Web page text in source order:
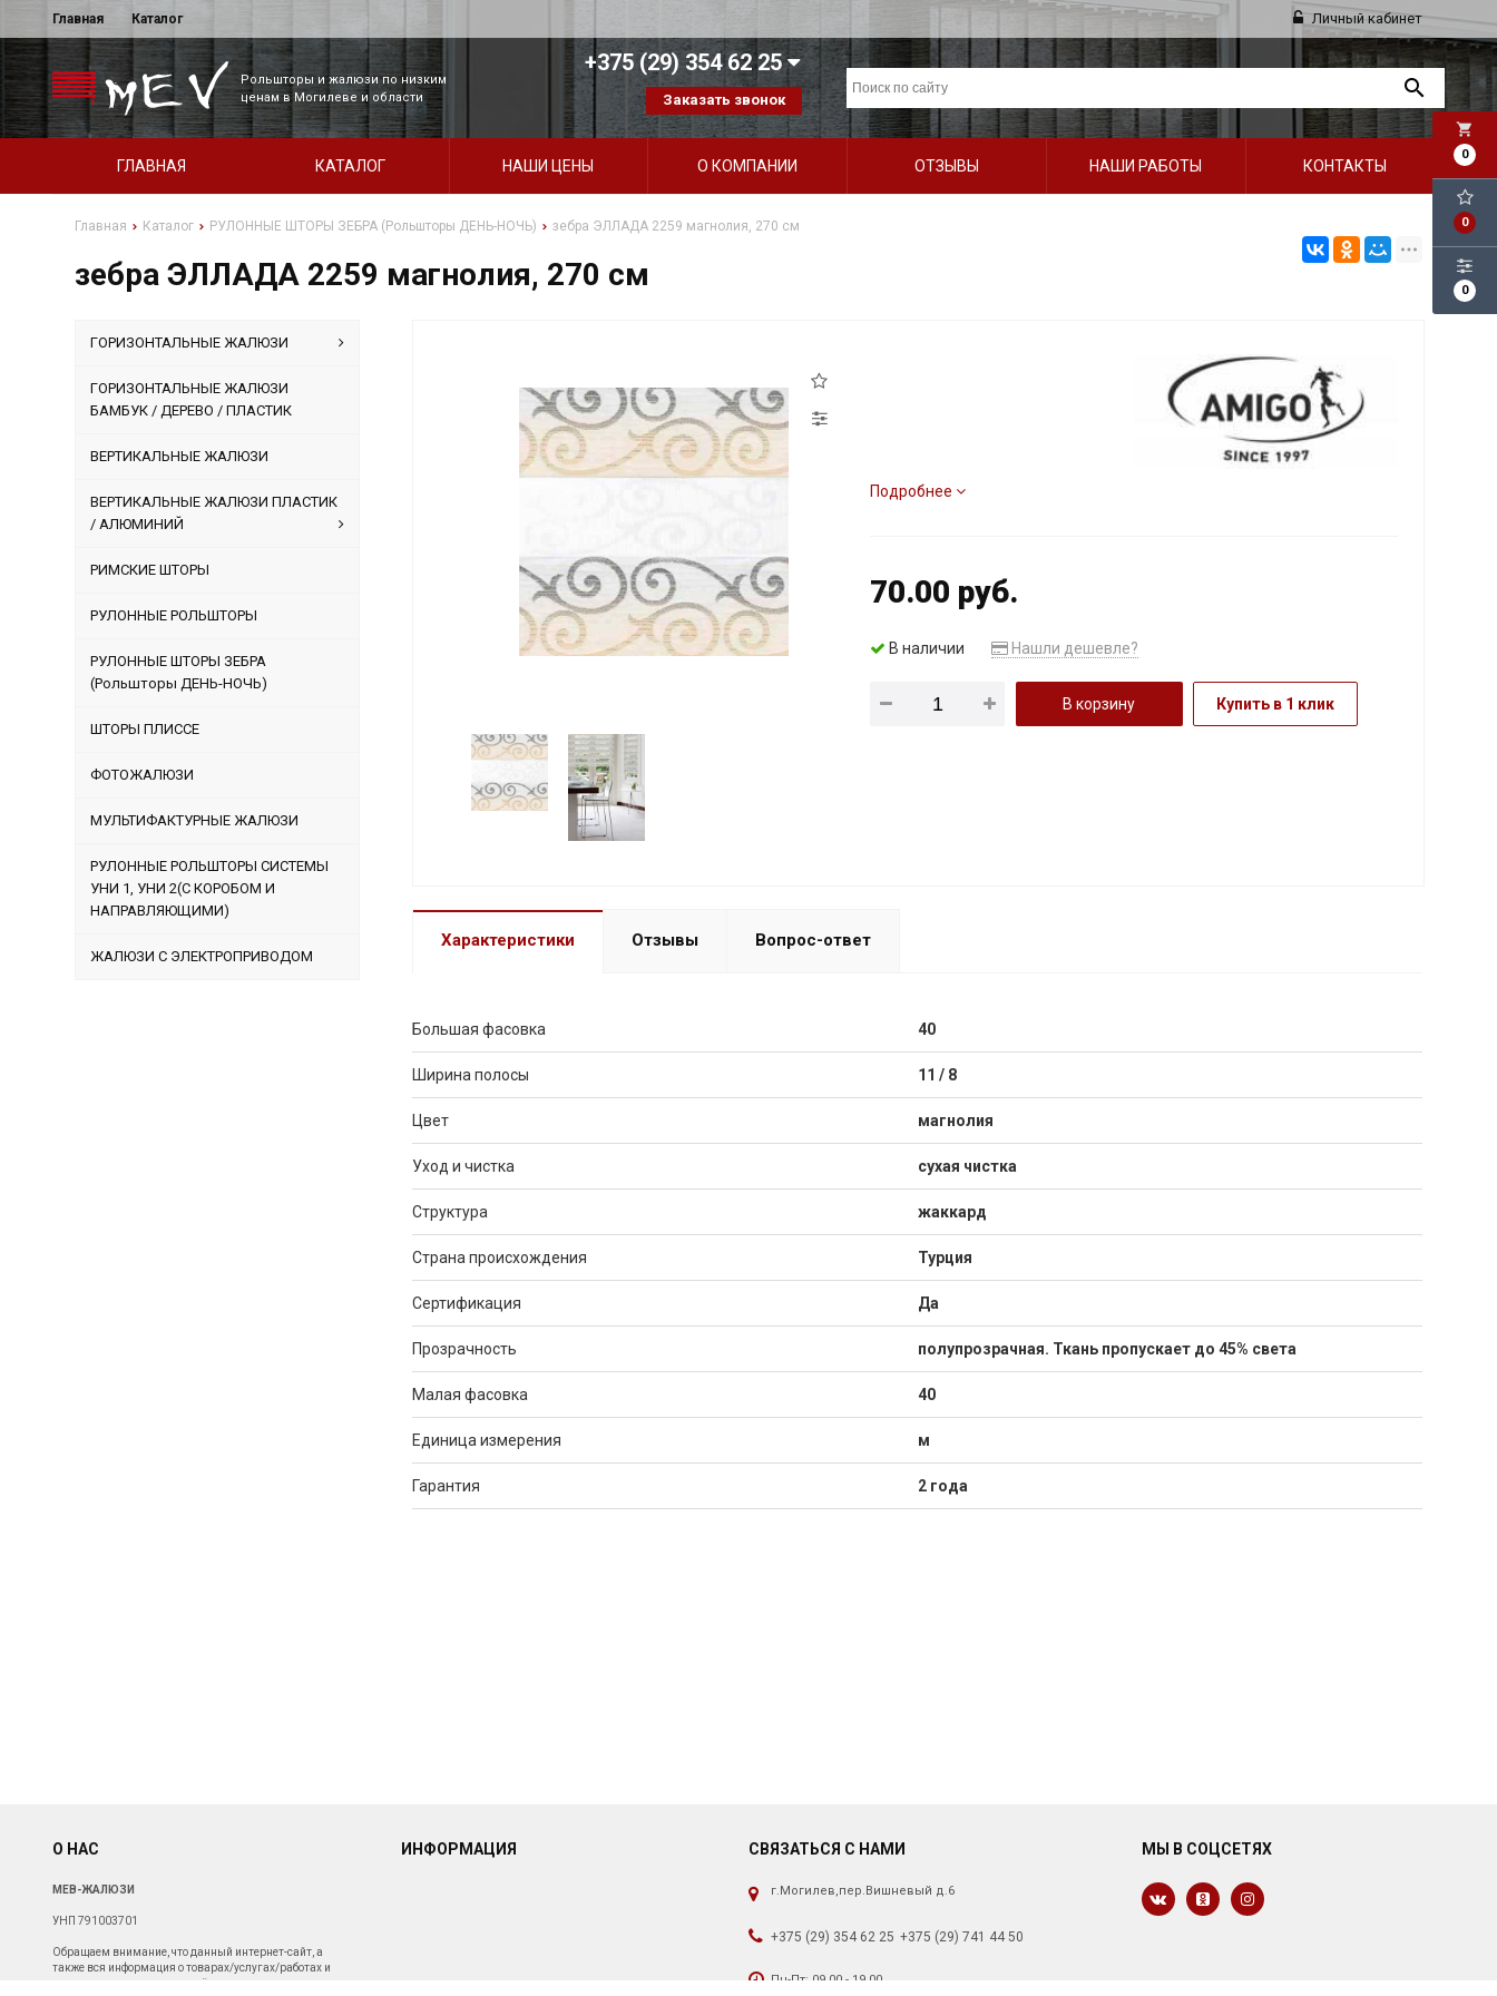
Главная Каталог Личный кабинет
Рольшторы и жалюзи по низким
ценам в Могилеве и области
+375 (29) 354 62 25
Заказать звонок
ГЛАВНАЯ КАТАЛОГ НАШИ ЦЕНЫ О КОМПАНИИ ОТЗЫВЫ НАШИ РАБОТЫ КОНТАКТЫ
Главная Каталог РУЛОННЫЕ ШТОРЫ ЗЕБРА (Рольшторы ДЕНЬ-НОЧЬ) зебра ЭЛЛАДА 2259 магнолия, 270 см
зебра ЭЛЛАДА 2259 магнолия, 270 см
local_grocery_store
0
0
0
ГОРИЗОНТАЛЬНЫЕ ЖАЛЮЗИ
ГОРИЗОНТАЛЬНЫЕ ЖАЛЮЗИ
БАМБУК / ДЕРЕВО / ПЛАСТИК
ВЕРТИКАЛЬНЫЕ ЖАЛЮЗИ
ВЕРТИКАЛЬНЫЕ ЖАЛЮЗИ ПЛАСТИК
/ АЛЮМИНИЙ
РИМСКИЕ ШТОРЫ
РУЛОННЫЕ РОЛЬШТОРЫ
РУЛОННЫЕ ШТОРЫ ЗЕБРА
(Рольшторы ДЕНЬ-НОЧЬ)
ШТОРЫ ПЛИССЕ
ФОТОЖАЛЮЗИ
МУЛЬТИФАКТУРНЫЕ ЖАЛЮЗИ
РУЛОННЫЕ РОЛЬШТОРЫ СИСТЕМЫ
УНИ 1, УНИ 2(С КОРОБОМ И
НАПРАВЛЯЮЩИМИ)
ЖАЛЮЗИ С ЭЛЕКТРОПРИВОДОМ
Подробнее
70.00 руб.
В наличии Нашли дешевле?
В корзину Купить в 1 клик
Характеристики Отзывы Вопрос-ответ
Большая фасовка 40
Ширина полосы 11 / 8
Цвет магнолия
Уход и чистка сухая чистка
Структура жаккард
Страна происхождения Турция
Сертификация Да
Прозрачность полупрозрачная. Ткань пропускает до 45% света
Малая фасовка 40
Единица измерения м
Гарантия 2 года
О НАС
МЕВ-ЖАЛЮЗИ
УНП 791003701
Обращаем внимание, что данный интернет-сайт, а
также вся информация о товарах/услугах/работах и
ценах, представленная на нём, носит исключительно
ИНФОРМАЦИЯ СВЯЗАТЬСЯ С НАМИ
г.Могилев,пер.Вишневый д.6
+375 (29) 354 62 25 +375 (29) 741 44 50
Пн-Пт: 09.00 - 19.00
МЫ В СОЦСЕТЯХ